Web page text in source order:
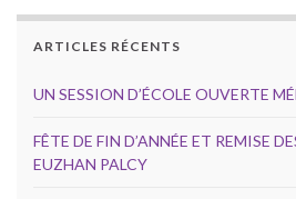
ARTICLES RÉCENTS
UN SESSION D’ÉCOLE OUVERTE
FÊTE DE FIN D’ANNÉE ET REMISE
EUZHAN PALCY